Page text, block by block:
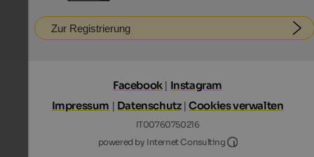
Zur Registrierung
Facebook | Instagram
Impressum | Datenschutz|Cookies verwalten
IT00760750216
powered by Internet Consulting
Internet